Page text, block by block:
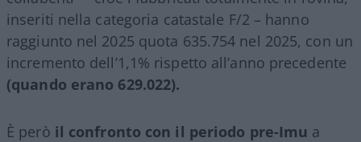
inseriti nella categoria catastale F/2 – hanno
raggiunto nel 2025 quota 635.754 nel 2025, con un
incremento dell’1,1% rispetto all’anno precedente
(quando erano 629.022).
È però il confronto con il periodo pre-Imu a